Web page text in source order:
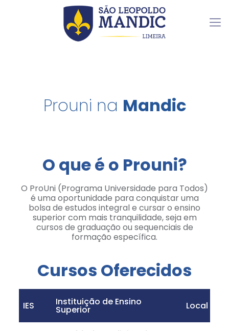
Prouni na Mandic
O que é o Prouni?
O ProUni (Programa Universidade para Todos)
é uma oportunidade para conquistar uma
bolsa de estudos integral e cursar o ensino
superior com mais tranquilidade, seja em
cursos de graduação ou sequenciais de
formação específica.
Cursos Oferecidos
IES Instituição de Ensino
Superior Local de